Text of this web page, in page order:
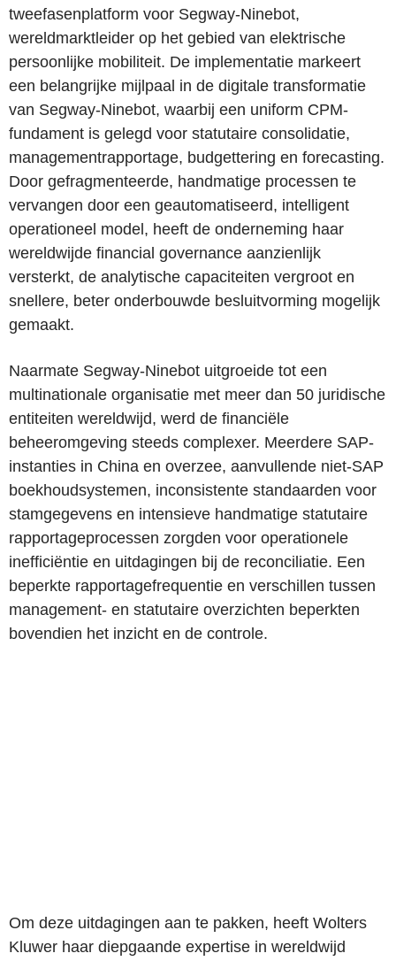
tweefasenplatform voor Segway-Ninebot,
wereldmarktleider op het gebied van elektrische
persoonlijke mobiliteit. De implementatie markeert
een belangrijke mijlpaal in de digitale transformatie
van Segway-Ninebot, waarbij een uniform CPM-
fundament is gelegd voor statutaire consolidatie,
managementrapportage, budgettering en forecasting.
Door gefragmenteerde, handmatige processen te
vervangen door een geautomatiseerd, intelligent
operationeel model, heeft de onderneming haar
wereldwijde financial governance aanzienlijk
versterkt, de analytische capaciteiten vergroot en
snellere, beter onderbouwde besluitvorming mogelijk
gemaakt.
Naarmate Segway-Ninebot uitgroeide tot een
multinationale organisatie met meer dan 50 juridische
entiteiten wereldwijd, werd de financiële
beheeromgeving steeds complexer. Meerdere SAP-
instanties in China en overzee, aanvullende niet-SAP
boekhoudsystemen, inconsistente standaarden voor
stamgegevens en intensieve handmatige statutaire
rapportageprocessen zorgden voor operationele
inefficiëntie en uitdagingen bij de reconciliatie. Een
beperkte rapportagefrequentie en verschillen tussen
management- en statutaire overzichten beperkten
bovendien het inzicht en de controle.
Om deze uitdagingen aan te pakken, heeft Wolters
Kluwer haar diepgaande expertise in wereldwijd